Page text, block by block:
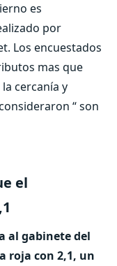
es
por
Los encuestados
mas que
cercanía y
“ son
el
al gabinete del
roja con 2,1, un